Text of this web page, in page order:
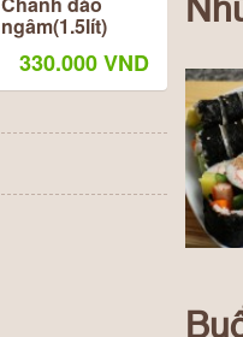
ngâm(1.5lít)
330.000 VND